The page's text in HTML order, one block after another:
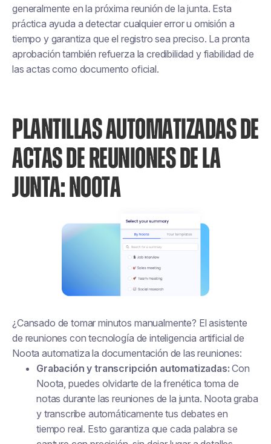
generalmente en la próxima reunión de la junta. Esta
práctica ayuda a detectar cualquier error u omisión a
tiempo y garantiza que el registro sea preciso. La pronta
aprobación también refuerza la credibilidad y fiabilidad de
las actas como documento oficial.
PLANTILLAS AUTOMATIZADAS DE
ACTAS DE REUNIONES DE LA
JUNTA: NOOTA
¿Cansado de tomar minutos manualmente? El asistente
de reuniones con tecnología de inteligencia artificial de
Noota automatiza la documentación de las reuniones:
Grabación y transcripción automatizadas: Con
Noota, puedes olvidarte de la frenética toma de
notas durante las reuniones de la junta. Noota graba
y transcribe automáticamente tus debates en
tiempo real. Esto garantiza que cada palabra se